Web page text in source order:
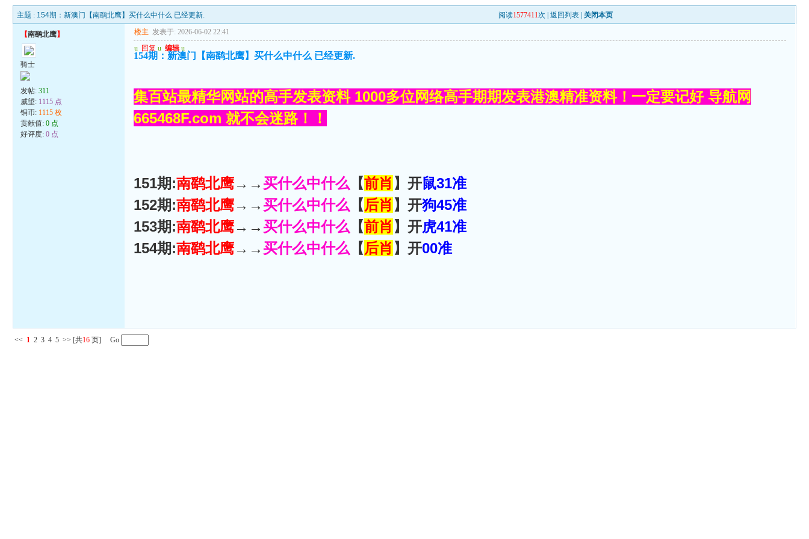
主题 : 154期：新澳门【南鹞北鹰】买什么中什么 已经更新. 阅读1577411次 |返回列表 关闭本页
【南鹞北鹰】
骑士
发帖:311
威望: 1115 点
铜币: 1115 枚
贡献值:0 点
好评度:0 点
楼主 发表于: 2026-06-02 22:41
u 回复 u 编辑 u
154期：新澳门【南鹞北鹰】买什么中什么 已经更新.
集百站最精华网站的高手发表资料 1000多位网络高手期期发表港澳精准资料！一定要记好 导航网
665468F.com 就不会迷路！！
151期:南鹞北鹰→→买什么中什么 【前肖 】开鼠31准
152期:南鹞北鹰→→买什么中什么 【后肖 】开狗45准
153期:南鹞北鹰→→买什么中什么 【前肖 】开虎41准
154期:南鹞北鹰→→买什么中什么 【后肖 】开00准
<< 1 2 3 4 5 >> [共16 页] Go